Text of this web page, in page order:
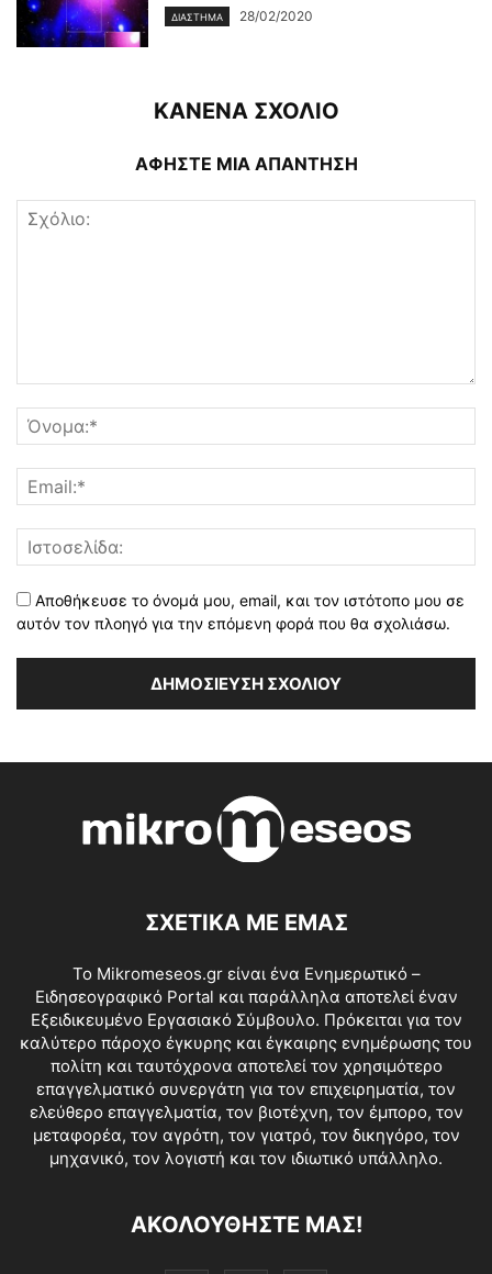
ΔΙΆΣΤΗΜΑ 28/02/2020
ΚΑΝΕΝΑ ΣΧΟΛΙΟ
ΑΦΗΣΤΕ ΜΙΑ ΑΠΑΝΤΗΣΗ
Αποθήκευσε το όνομά μου, email, και τον ιστότοπο μου σε
αυτόν τον πλοηγό για την επόμενη φορά που θα σχολιάσω.
ΣΧΕΤΙΚΑ ΜΕ ΕΜΑΣ
Το Mikromeseos.gr είναι ένα Ενημερωτικό –
Ειδησεογραφικό Portal και παράλληλα αποτελεί έναν
Εξειδικευμένο Εργασιακό Σύμβουλο. Πρόκειται για τον
καλύτερο πάροχο έγκυρης και έγκαιρης ενημέρωσης του
πολίτη και ταυτόχρονα αποτελεί τον χρησιμότερο
επαγγελματικό συνεργάτη για τον επιχειρηματία, τον
ελεύθερο επαγγελματία, τον βιοτέχνη, τον έμπορο, τον
μεταφορέα, τον αγρότη, τον γιατρό, τον δικηγόρο, τον
μηχανικό, τον λογιστή και τον ιδιωτικό υπάλληλο.
ΑΚΟΛΟΥΘΗΣΤΕ ΜΑΣ!